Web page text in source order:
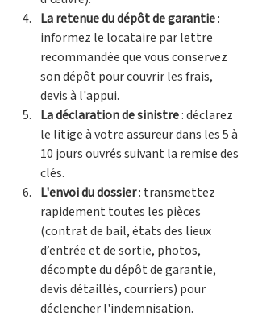
La retenue du dépôt de garantie :
informez le locataire par lettre
recommandée que vous conservez
son dépôt pour couvrir les frais,
devis à l'appui.
La déclaration de sinistre : déclarez
le litige à votre assureur dans les 5 à
10 jours ouvrés suivant la remise des
clés.
L'envoi du dossier : transmettez
rapidement toutes les pièces
(contrat de bail, états des lieux
d’entrée et de sortie, photos,
décompte du dépôt de garantie,
devis détaillés, courriers) pour
déclencher l'indemnisation.